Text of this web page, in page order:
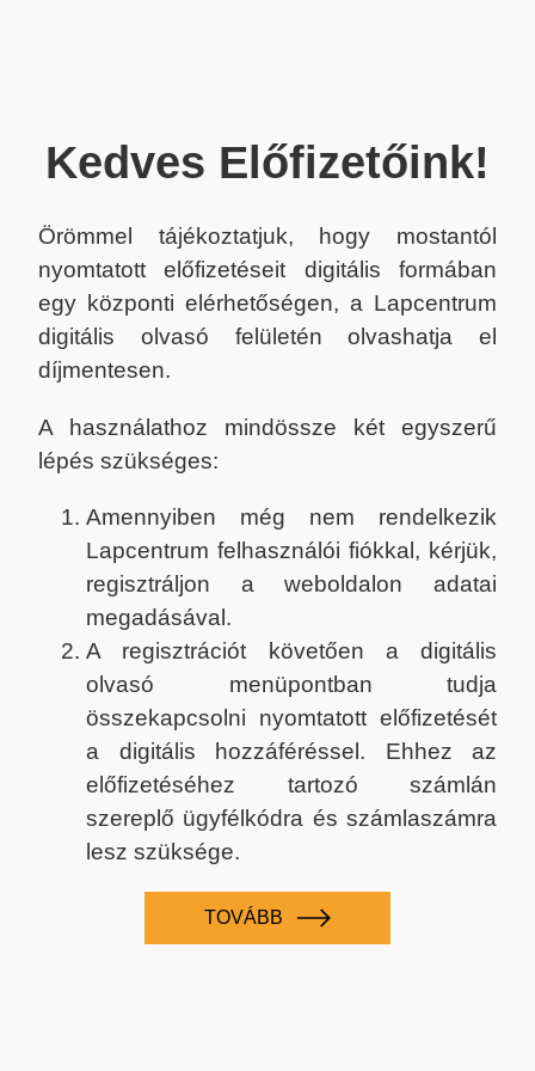
Kedves Előfizetőink!
Örömmel tájékoztatjuk, hogy mostantól
nyomtatott előfizetéseit digitális formában
egy központi elérhetőségen, a Lapcentrum
digitális olvasó felületén olvashatja el
díjmentesen.
A használathoz mindössze két egyszerű
lépés szükséges:
Amennyiben még nem rendelkezik
Lapcentrum felhasználói fiókkal, kérjük,
regisztráljon a weboldalon adatai
megadásával.
A regisztrációt követően a digitális
olvasó menüpontban tudja
összekapcsolni nyomtatott előfizetését
a digitális hozzáféréssel. Ehhez az
előfizetéséhez tartozó számlán
szereplő ügyfélkódra és számlaszámra
lesz szüksége.
TOVÁBB